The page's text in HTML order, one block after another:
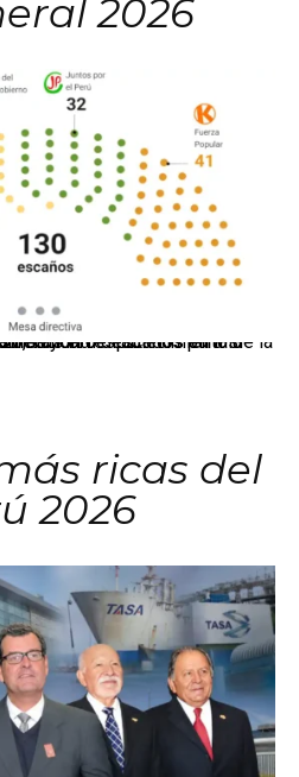
2026
la elección de 60 senadores y 130 diputados en las Elecciones Generales 2026, tras el restablecimiento de la Bicameralidad.
ricas del
2026